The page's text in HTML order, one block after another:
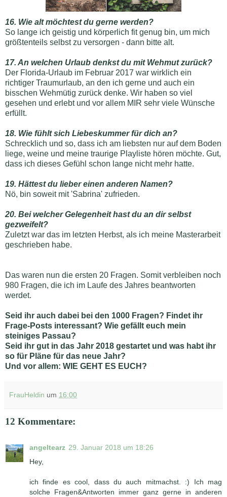
16. Wie alt möchtest du gerne werden?
So lange ich geistig und körperlich fit genug bin, um mich
größtenteils selbst zu versorgen - dann bitte alt.
17. An welchen Urlaub denkst du mit Wehmut zurück?
Der Florida-Urlaub im Februar 2017 war wirklich ein
richtiger Traumurlaub, an den ich gerne und auch ein
bisschen Wehmütig zurück denke. Wir haben so viel
gesehen und erlebt und vor allem MIR sehr viele Wünsche
erfüllt.
18. Wie fühlt sich Liebeskummer für dich an?
Schrecklich und so, dass ich am liebsten nur auf dem Boden
liege, weine und meine traurige Playliste hören möchte. Gut,
dass ich dieses Gefühl schon lange nicht mehr hatte.
19. Hättest du lieber einen anderen Namen?
Nö, bin soweit mit 'Sabrina' zufrieden.
20. Bei welcher Gelegenheit hast du an dir selbst
gezweifelt?
Zuletzt war das im letzten Herbst, als ich meine Masterarbeit
geschrieben habe.
Das waren nun die ersten 20 Fragen. Somit verbleiben noch
980 Fragen, die ich im Laufe des Jahres beantworten
werdet.
Seid ihr auch dabei bei den 1000 Fragen? Findet ihr
Frage-Posts interessant? Wie gefällt euch mein
steiniges Passau?
Seid ihr gut in das Jahr 2018 gestartet und was habt ihr
so für Pläne für das neue Jahr?
Und vor allem: WIE GEHT ES EUCH?
FrauHeldin um 16:00
12 Kommentare:
angeltearz 29. Januar 2018 um 18:26
Hey,
ich finde es cool, dass du auch mitmachst. :) Ich mag
solche Fragen&Antworten immer ganz gerne in anderen